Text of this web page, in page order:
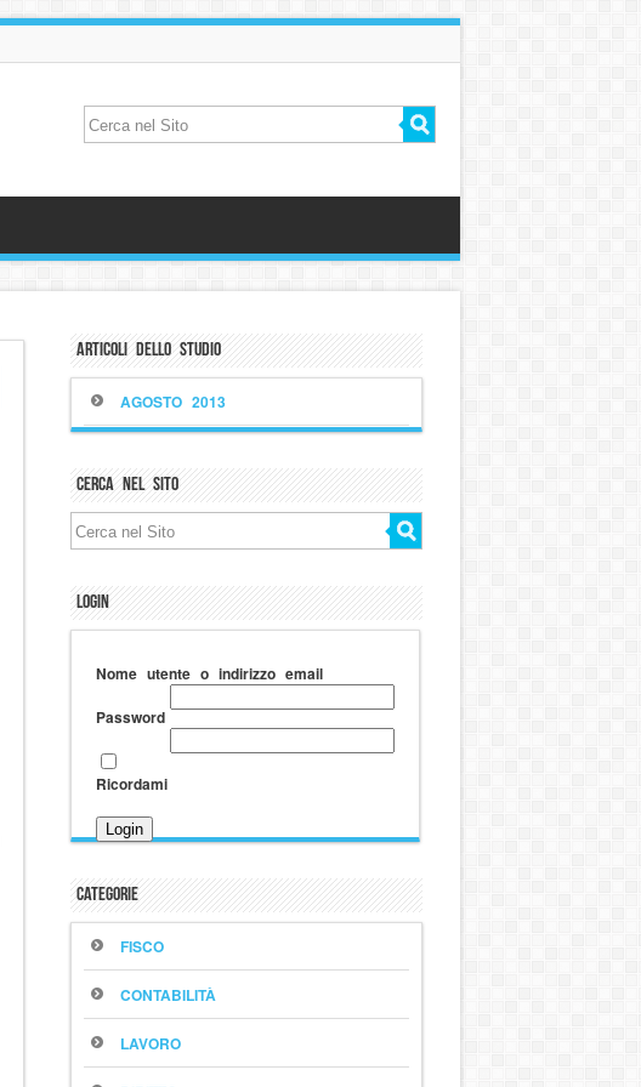
Articoli dello Studio
AGOSTO 2013
Cerca nel sito
Login
Nome utente o indirizzo email
Password
Ricordami
Categorie
FISCO
CONTABILITÀ
LAVORO